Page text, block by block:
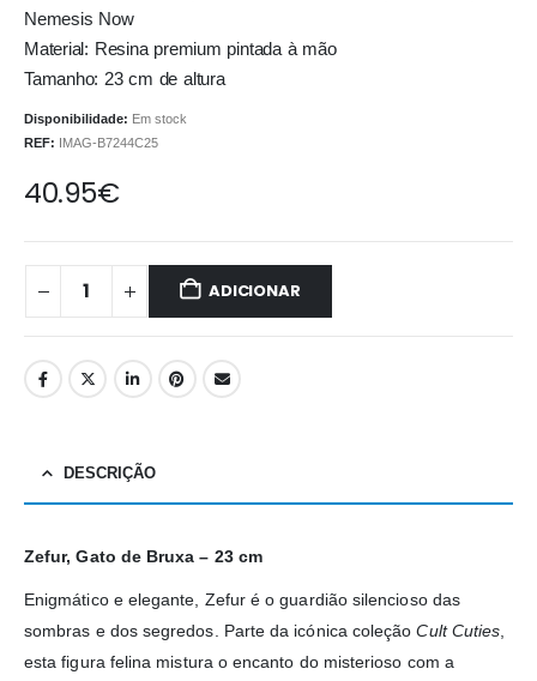
Nemesis Now
Material: Resina premium pintada à mão
Tamanho: 23 cm de altura
Disponibilidade: Em stock
REF:
IMAG-B7244C25
40.95€
ADICIONAR
DESCRIÇÃO
Zefur, Gato de Bruxa – 23 cm
Enigmático e elegante, Zefur é o guardião silencioso das
sombras e dos segredos. Parte da icónica coleçãoCult Cuties
esta figura felina mistura o encanto do misterioso com a